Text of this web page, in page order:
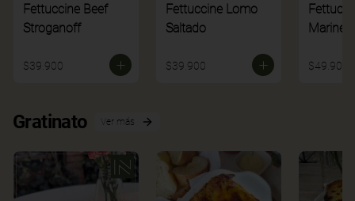
Fettuccine Beef
Stroganoff
$39.900
Fettuccine Lomo
Saltado
$39.900
Marinera
$49.900
Gratinato Ver más